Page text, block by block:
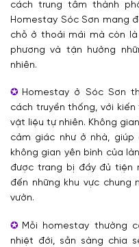
cách trung tâm thành
Homestay Sóc Sơn mang
chỗ ở thoải mái mà còn
phương và tận hưởng
nhiên.
Homestay ở Sóc Sơn
cách truyền thống, với
vật liệu tự nhiên. Không
cảm giác như ở nhà,
không gian yên bình của
được trang bị đầy đủ tiện
đến những khu vực chung
vườn.
Mỗi homestay thường
nhiệt đới, sẵn sàng chia